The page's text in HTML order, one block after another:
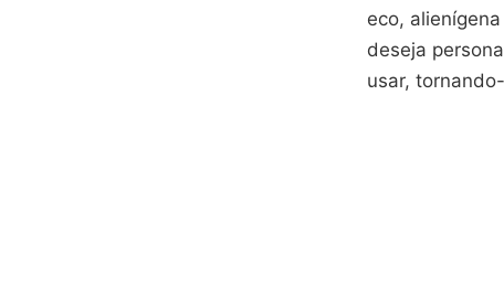
eco,
deseja
usar,